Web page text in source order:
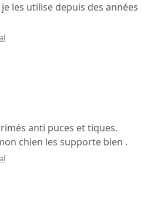
les utilise depuis des années
anti puces et tiques.
chien les supporte bien .